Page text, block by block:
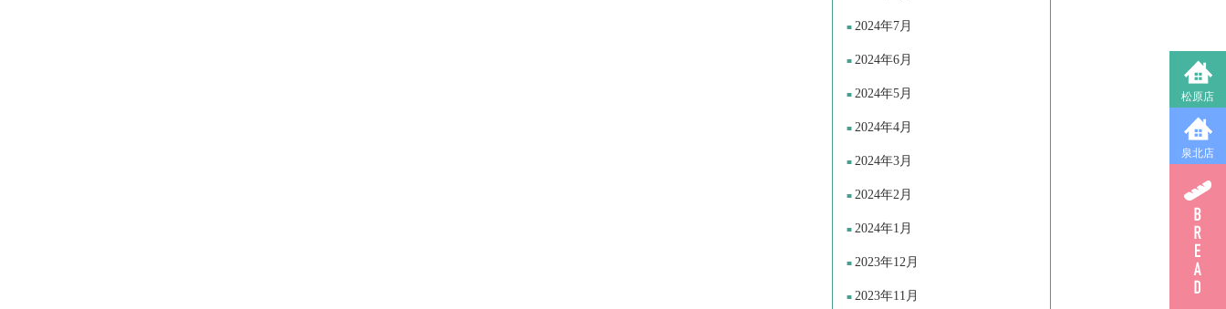
松原店
泉北店
2024年7月
2024年6月
2024年5月
2024年4月
2024年3月
2024年2月
2024年1月
2023年12月
2023年11月